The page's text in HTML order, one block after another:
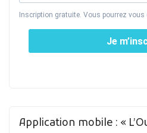
Inscription gratuite. Vous pourrez
Je
Application mobile : «